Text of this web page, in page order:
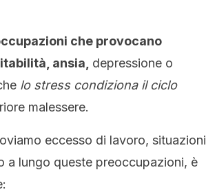
che provocano
ansia, depressione o
lo stress condiziona il ciclo
malessere.
eccesso di lavoro, situazioni
a lungo queste preoccupazioni, è